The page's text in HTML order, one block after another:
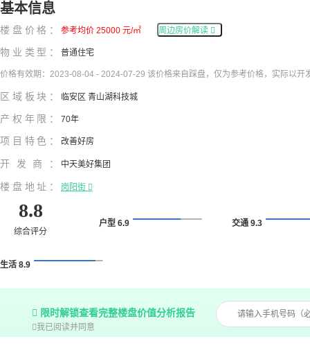
基本信息
楼盘价格： 参考均价 25000 元/㎡ 周边房价解读 
物业类型： 普通住宅
价格有效期：2023-08-04 - 2024-07-29 该价格来自踩盘，仅为参考价格，实际以开
区域板块： 临安区 青山湖科技城
产权年限： 70年
项目特色： 改善好房
开发商： 中天美好集团
楼盘地址： 岗阳街 
8.8
综合评分
户型 6.9 交通 9.3
生活 8.9
 限时解锁查看完整楼盘价值分析报告
我已阅读并同意